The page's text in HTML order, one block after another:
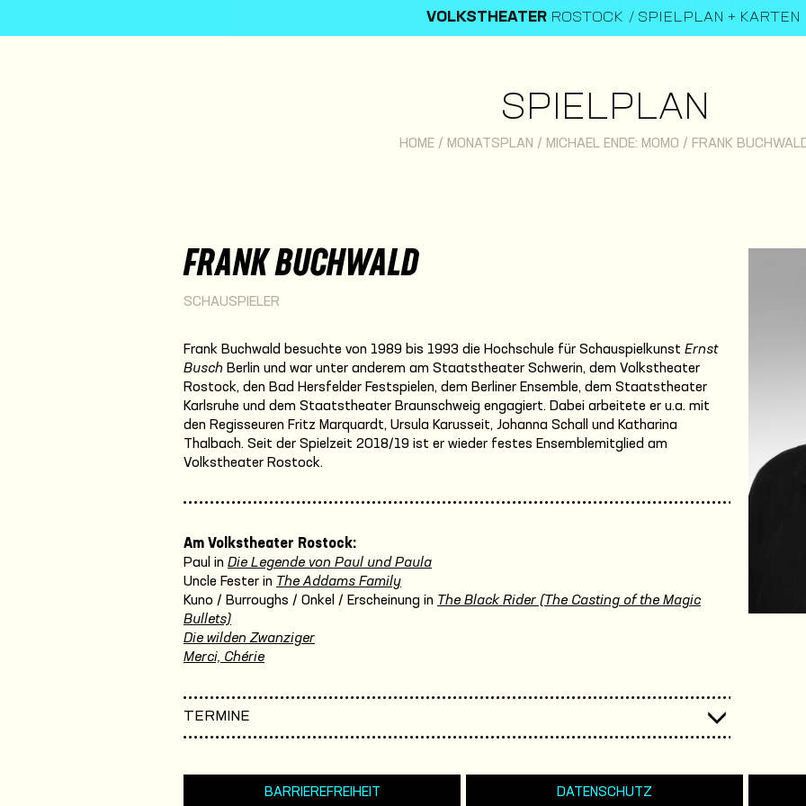
VOLKSTHEATER ROSTOCK SPIELPLAN + KARTEN
SPIELPLAN
HOME / MONATSPLAN / MICHAEL ENDE: MOMO / FRANK
FRANK BUCHWALD
SCHAUSPIELER
Frank Buchwald besuchte von 1989 bis 1993 die Hochschule für Schauspielkunst Ernst
Busch Berlin und war unter anderem am Staatstheater Schwerin, dem Volkstheater
Rostock, den Bad Hersfelder Festspielen, dem Berliner Ensemble, dem Staatstheater
Karlsruhe und dem Staatstheater Braunschweig engagiert. Dabei arbeitete er u.a. mit
den Regisseuren Fritz Marquardt, Ursula Karusseit, Johanna Schall und Katharina
Thalbach. Seit der Spielzeit 2018/19 ist er wieder festes Ensemblemitglied am
Volkstheater Rostock.
Am Volkstheater Rostock:
Paul in Die Legende von Paul und Paula
Uncle Fester in The Addams Family
Kuno / Burroughs / Onkel / Erscheinung in The Black Rider (The Casting of the Magic
Bullets)
Die wilden Zwanziger
Merci, Chérie
TERMINE
BARRIEREFREIHEIT DATENSCHUTZ